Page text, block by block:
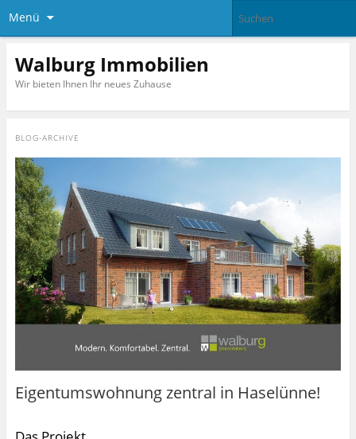
Menü
Walburg Immobilien
Wir bieten Ihnen Ihr neues Zuhause
BLOG-ARCHIVE
Eigentumswohnung zentral in Haselünne!